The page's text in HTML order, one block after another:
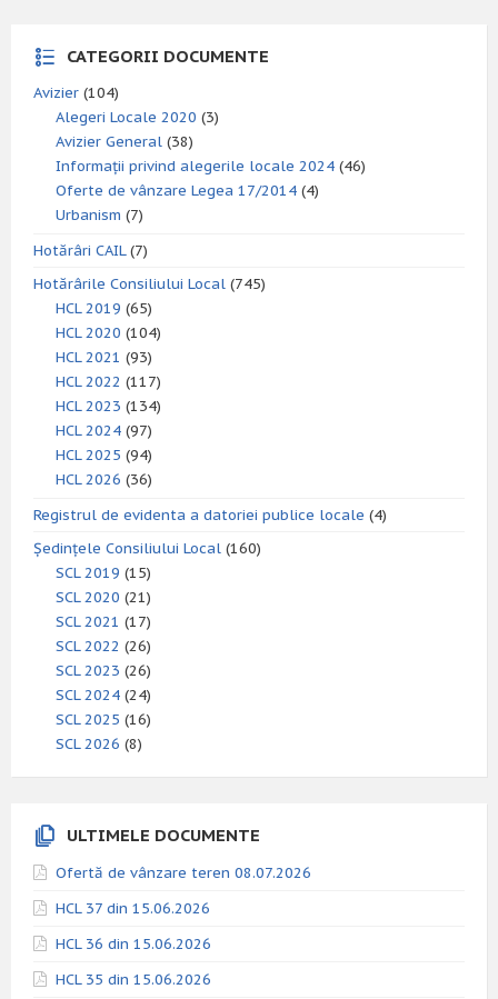
CATEGORII DOCUMENTE
Avizier (104)
Alegeri Locale 2020 (3)
Avizier General (38)
Informații privind alegerile locale 2024 (46)
Oferte de vânzare Legea 17/2014 (4)
Urbanism (7)
Hotărâri CAIL(7)
Hotărârile Consiliului Local (745)
HCL 2019 (65)
HCL 2020 (104)
HCL 2021 (93)
HCL 2022 (117)
HCL 2023 (134)
HCL 2024 (97)
HCL 2025 (94)
HCL 2026 (36)
Registrul de evidenta a datoriei publice locale (4)
Ședințele Consiliului Local (160)
SCL 2019 (15)
SCL 2020 (21)
SCL 2021 (17)
SCL 2022 (26)
SCL 2023 (26)
SCL 2024 (24)
SCL 2025 (16)
SCL 2026 (8)
ULTIMELE DOCUMENTE
Ofertă de vânzare teren 08.07.2026
HCL 37 din 15.06.2026
HCL 36 din 15.06.2026
HCL 35 din 15.06.2026